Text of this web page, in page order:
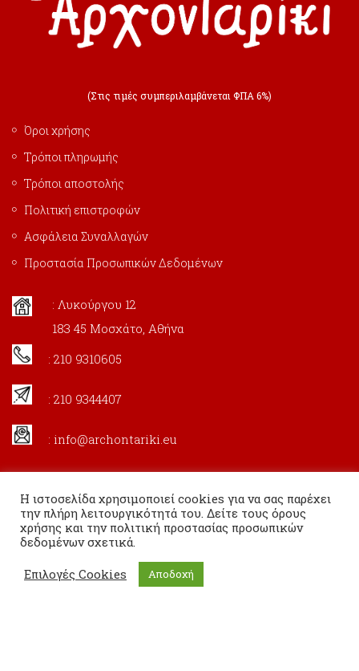
(Στις τιμές συμπεριλαμβάνεται ΦΠΑ 6%)
Όροι χρήσης
Τρόποι πληρωμής
Τρόποι αποστολής
Πολιτική επιστροφών
Ασφάλεια Συναλλαγών
Προστασία Προσωπικών Δεδομένων
: Λυκούργου 12
183 45 Μοσχάτο, Αθήνα
: 210 9310605
: 210 9344407
: info@archontariki.eu
Η ιστοσελίδα χρησιμοποιεί cookies για να σας παρέχει
την πλήρη λειτουργικότητά του. Δείτε τους όρους
χρήσης και την πολιτική προστασίας προσωπικών
δεδομένων σχετικά.
Επιλογές Cookies Αποδοχή